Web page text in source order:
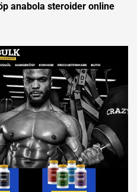
anabola steroider online